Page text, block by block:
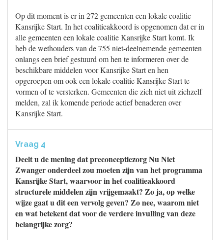
Op dit moment is er in 272 gemeenten een lokale coalitie
Kansrijke Start. In het coalitieakkoord is opgenomen dat er in
alle gemeenten een lokale coalitie Kansrijke Start komt. Ik
heb de wethouders van de 755 niet-deelnemende gemeenten
onlangs een brief gestuurd om hen te informeren over de
beschikbare middelen voor Kansrijke Start en hen
opgeroepen om ook een lokale coalitie Kansrijke Start te
vormen of te versterken. Gemeenten die zich niet uit zichzelf
melden, zal ik komende periode actief benaderen over
Kansrijke Start.
Vraag 4
Deelt u de mening dat preconceptiezorg Nu Niet
Zwanger onderdeel zou moeten zijn van het programma
Kansrijke Start, waarvoor in het coalitieakkoord
structurele middelen zijn vrijgemaakt? Zo ja, op welke
wijze gaat u dit een vervolg geven? Zo nee, waarom niet
en wat betekent dat voor de verdere invulling van deze
belangrijke zorg?